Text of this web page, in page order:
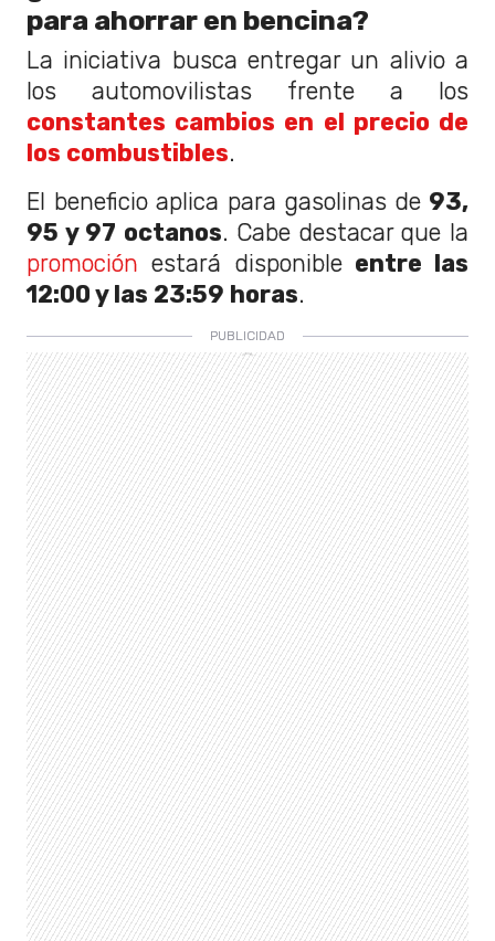
para ahorrar en bencina?
La iniciativa busca entregar un alivio a
los automovilistas frente a los
constantes cambios en el precio de
los combustibles.
El beneficio aplica para gasolinas de 93,
95 y 97 octanos. Cabe destacar que la
promoción estará disponibleentre las
12:00 y las 23:59 horas.